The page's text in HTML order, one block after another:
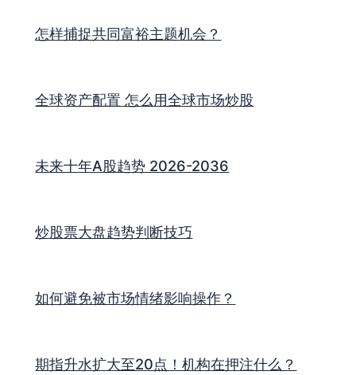
怎样捕捉共同富裕主题机会？
全球资产配置 怎么用全球市场炒股
未来十年A股趋势 2026-2036
炒股票大盘趋势判断技巧
如何避免被市场情绪影响操作？
期指升水扩大至20点！机构在押注什么？